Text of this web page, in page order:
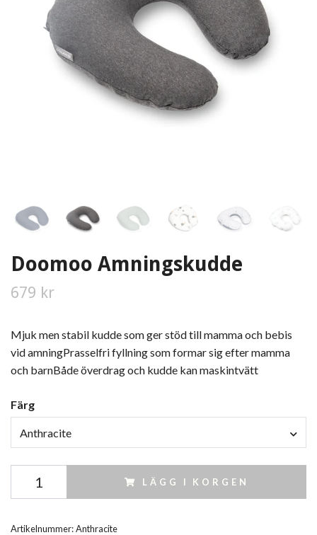
Doomoo Amningskudde
679 kr
Mjuk men stabil kudde som ger stöd till mamma och bebis
vid amningPrasselfri fyllning som formar sig efter mamma
och barnBåde överdrag och kudde kan maskintvätt
Färg
Anthracite
LÄGG I KORGEN
Artikelnummer:Anthracite